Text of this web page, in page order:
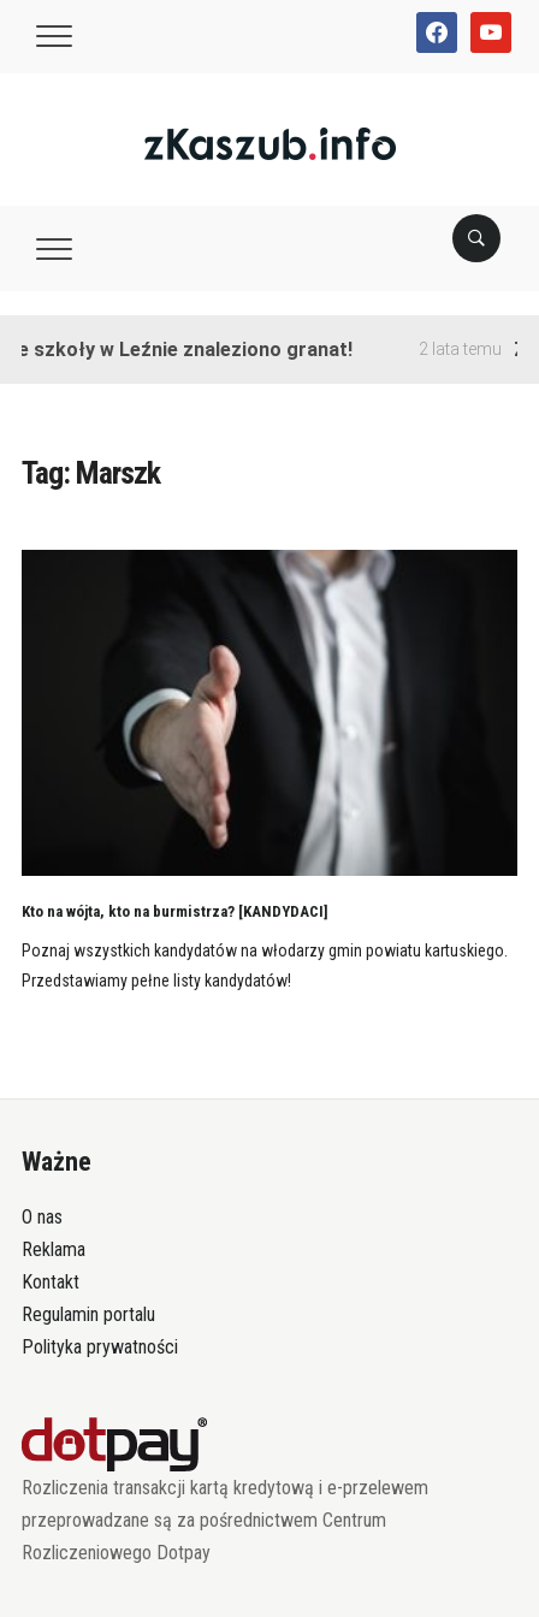
facebookyoutube
szkoły w Leźnie znaleziono granat! 2 lata temu
Tag: Marszk
Kto na wójta, kto na burmistrza? [KANDYDACI]
Poznaj wszystkich kandydatów na włodarzy gmin powiatu kartuskiego.
Przedstawiamy pełne listy kandydatów!
Ważne
O nas
Reklama
Kontakt
Regulamin portalu
Polityka prywatności
Rozliczenia transakcji kartą kredytową i e-przelewem
przeprowadzane są za pośrednictwem Centrum
Rozliczeniowego Dotpay